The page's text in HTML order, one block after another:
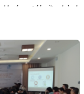
tới nền hành